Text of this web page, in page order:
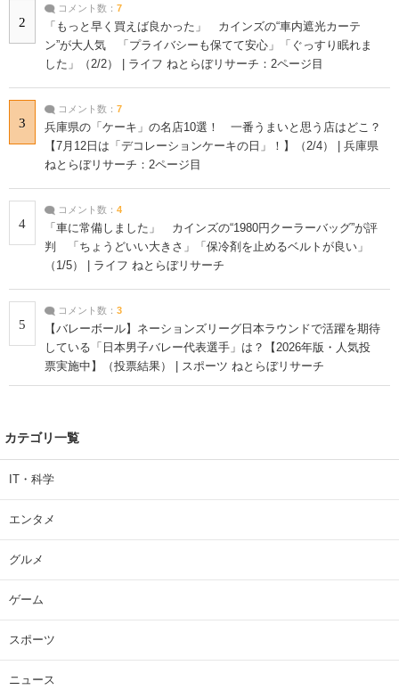
2
コメント数： 7
「もっと早く買えば良かった」 カインズの“車内遮光カーテ
ン”が大人気 「プライバシーも保てて安心」「ぐっすり眠れま
した」（2/2） | ライフ ねとらぼリサーチ：2ページ目
3
コメント数： 7
兵庫県の「ケーキ」の名店10選！ 一番うまいと思う店はどこ？
【7月12日は「デコレーションケーキの日」！】（2/4） | 兵庫県
ねとらぼリサーチ：2ページ目
4
コメント数： 4
「車に常備しました」 カインズの“1980円クーラーバッグ”が評
判 「ちょうどいい大きさ」「保冷剤を止めるベルトが良い」
（1/5） | ライフ ねとらぼリサーチ
5
コメント数： 3
【バレーボール】ネーションズリーグ日本ラウンドで活躍を期待
している「日本男子バレー代表選手」は？【2026年版・人気投
票実施中】（投票結果） | スポーツ ねとらぼリサーチ
カテゴリ一覧
IT・科学
エンタメ
グルメ
ゲーム
スポーツ
ニュース